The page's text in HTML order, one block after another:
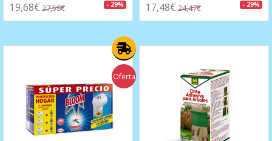
19,68€ 27,58€ - 29% 17,48€ 24,47€ - 29%
Oferta